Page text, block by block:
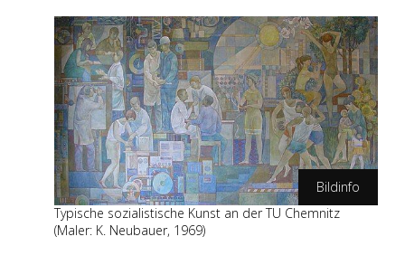
Bildinfo
Kolossos, CC BY-SA 3.0
<http://creativecommons.org/licenses/by-
Typische sozialistische Kunst an der TU Chemnitz
(Maler: K. Neubauer, 1969)